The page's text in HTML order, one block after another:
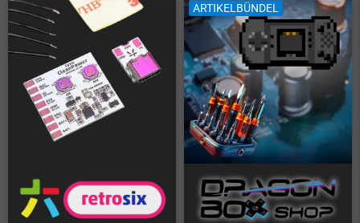
ARTIKELBÜNDEL